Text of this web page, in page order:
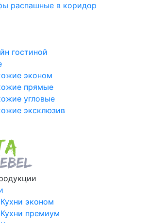
распашные в коридор
гостиной
эконом
прямые
угловые
эксклюзив
Кухни эконом
Кухни премиум